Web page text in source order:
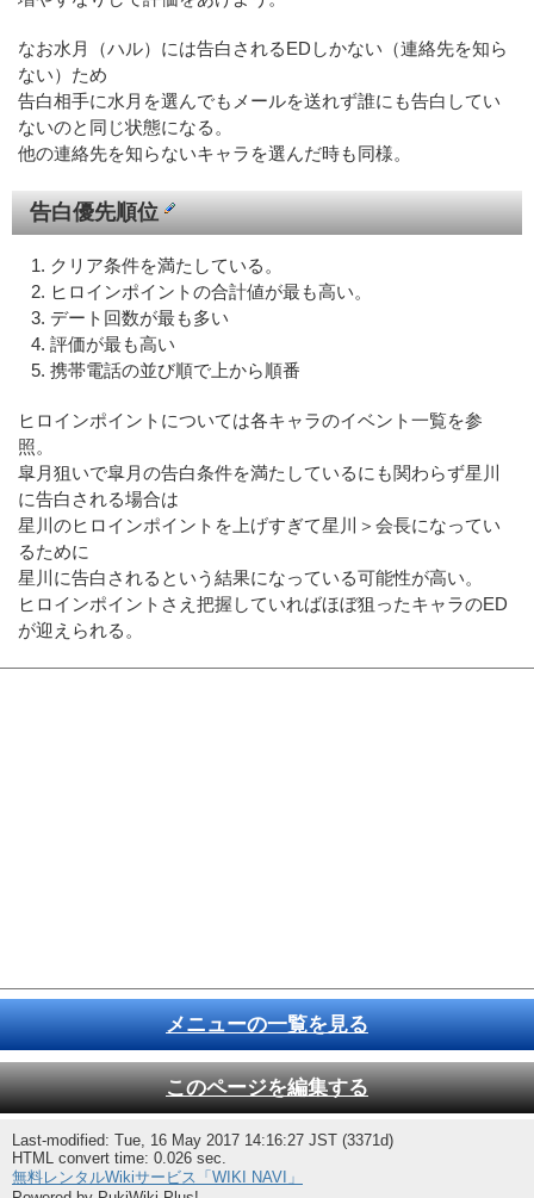
なお水月（ハル）には告白されるEDしかない（連絡先を知ら
ない）ため
告白相手に水月を選んでもメールを送れず誰にも告白してい
ないのと同じ状態になる。
他の連絡先を知らないキャラを選んだ時も同様。
告白優先順位
クリア条件を満たしている。
ヒロインポイントの合計値が最も高い。
デート回数が最も多い
評価が最も高い
携帯電話の並び順で上から順番
ヒロインポイントについては各キャラのイベント一覧を参
照。
皐月狙いで皐月の告白条件を満たしているにも関わらず星川
に告白される場合は
星川のヒロインポイントを上げすぎて星川＞会長になってい
るために
星川に告白されるという結果になっている可能性が高い。
ヒロインポイントさえ把握していればほぼ狙ったキャラのED
が迎えられる。
メニューの一覧を見る
このページを編集する
Last-modified: Tue, 16 May 2017 14:16:27 JST (3371d)
HTML convert time: 0.026 sec.
無料レンタルWikiサービス「WIKI NAVI」